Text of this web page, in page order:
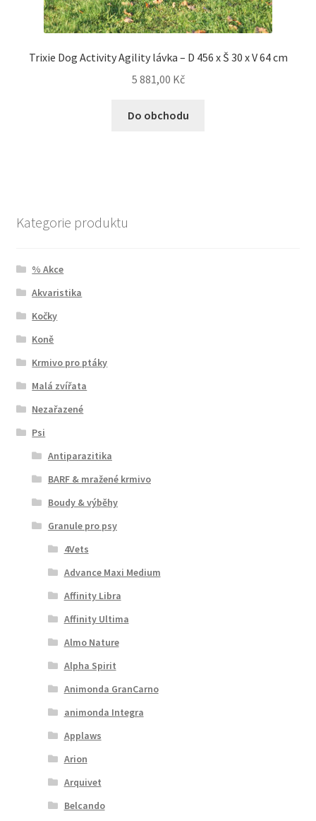
Trixie Dog Activity Agility lávka – D 456 x Š 30 x V 64 cm
5 881,00 Kč
Do obchodu
Kategorie produktu
% Akce
Akvaristika
Kočky
Koně
Krmivo pro ptáky
Malá zvířata
Nezařazené
Psi
Antiparazitika
BARF & mražené krmivo
Boudy & výběhy
Granule pro psy
4Vets
Advance Maxi Medium
Affinity Libra
Affinity Ultima
Almo Nature
Alpha Spirit
Animonda GranCarno
animonda Integra
Applaws
Arion
Arquivet
Belcando